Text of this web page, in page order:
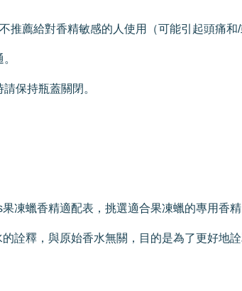
推薦給對香精敏感的人使用（可能引起頭痛和/
保持瓶蓋關閉。
凍蠟香精適配表，挑選適合果凍蠟的專用香精
詮釋，與原始香水無關，目的是為了更好地詮